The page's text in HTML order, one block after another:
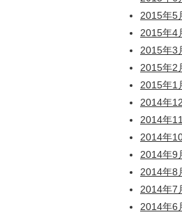
2015年5
2015年4
2015年3
2015年2
2015年1
2014年
2014年
2014年
2014年9
2014年8
2014年7
2014年6